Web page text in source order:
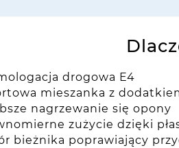
drogowa E4
mieszanka z
nagrzewanie się opony
zużycie dzięki
bieżnika poprawiający